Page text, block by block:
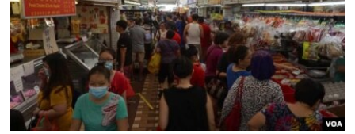
ຊີວິດຊາວລາວ
ຊຸມຊົນຊາວລາວ
ວິທະຍາສາດ-ເທັກໂນໂລຈີ
ທຸລະກິດ